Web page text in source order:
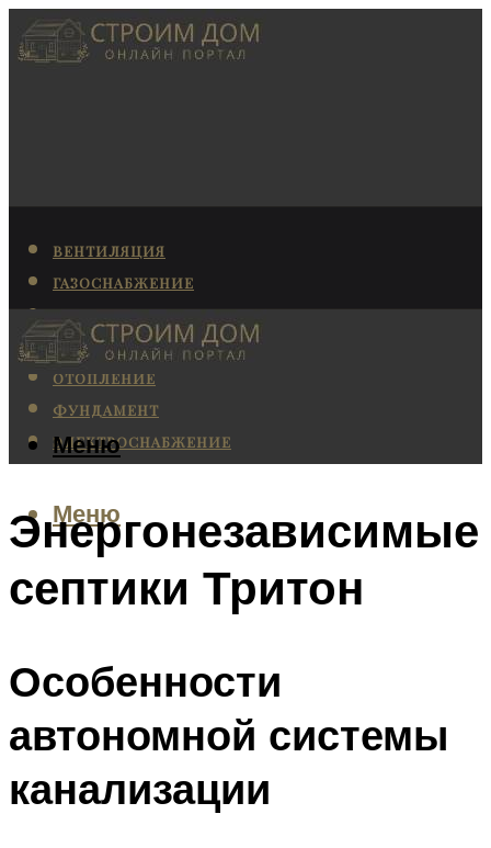
ВЕНТИЛЯЦИЯ
ГАЗОСНАБЖЕНИЕ
КАНАЛИЗАЦИЯ
КОНДИЦИОНИРОВАНИЕ
ОТОПЛЕНИЕ
ФУНДАМЕНТ
ЭЛЕКТРОСНАБЖЕНИЕ
Меню
Меню
Энергонезависимые
септики Тритон
Особенности
автономной системы
канализации